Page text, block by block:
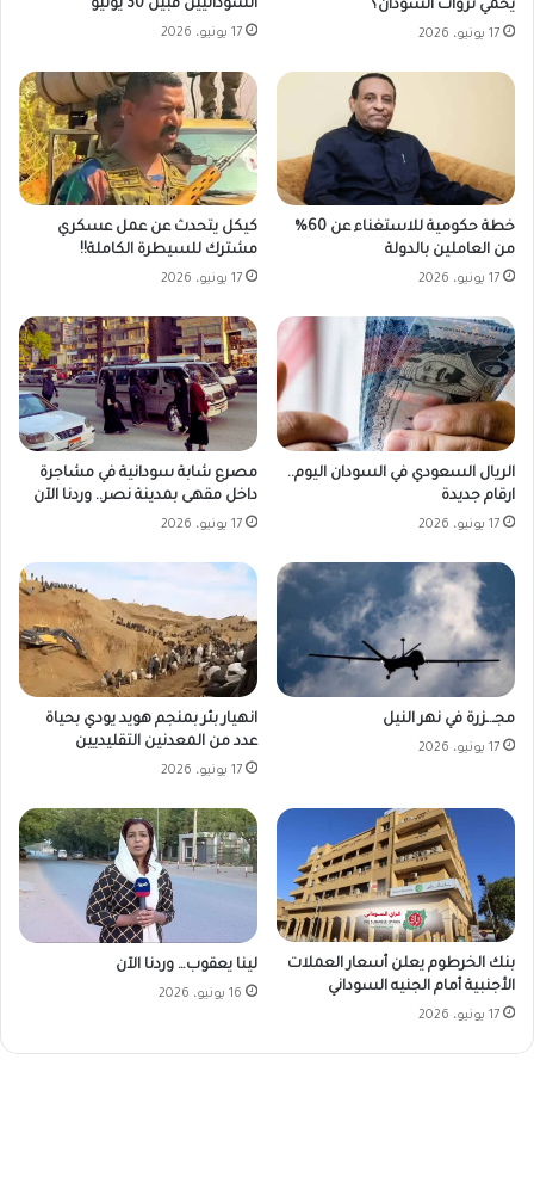
يحمي ثروات السودان؟
17 يونيو، 2026
السودانيين قبيل 30 يونيو
17 يونيو، 2026
خطة حكومية للاستغناء عن 60%
من العاملين بالدولة
17 يونيو، 2026
كيكل يتحدث عن عمل عسكري
مشترك للسيطرة الكاملة!!
17 يونيو، 2026
الريال السعودي في السودان اليوم..
ارقام جديدة
17 يونيو، 2026
مصرع شابة سودانية في مشاجرة
داخل مقهى بمدينة نصر.. وردنا الآن
17 يونيو، 2026
مجـ.ـزرة في نهر النيل
17 يونيو، 2026
انهيار بئر بمنجم هويد يودي بحياة
عدد من المعدنين التقليديين
17 يونيو، 2026
بنك الخرطوم يعلن أسعار العملات
الأجنبية أمام الجنيه السوداني
17 يونيو، 2026
لينا يعقوب… وردنا الآن
16 يونيو، 2026